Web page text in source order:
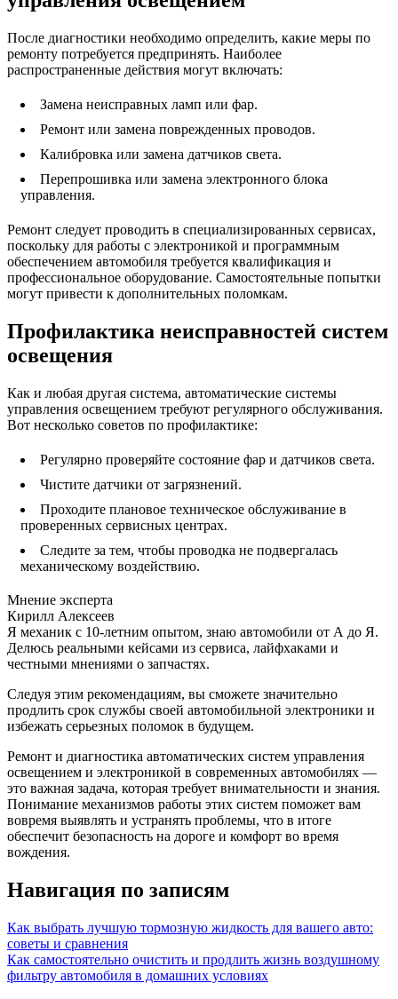
После диагностики необходимо определить, какие меры по
ремонту потребуется предпринять. Наиболее
распространенные действия могут включать:
Замена неисправных ламп или фар.
Ремонт или замена поврежденных проводов.
Калибровка или замена датчиков света.
Перепрошивка или замена электронного блока
управления.
Ремонт следует проводить в специализированных сервисах,
поскольку для работы с электроникой и программным
обеспечением автомобиля требуется квалификация и
профессиональное оборудование. Самостоятельные попытки
могут привести к дополнительных поломкам.
Профилактика неисправностей систем
освещения
Как и любая другая система, автоматические системы
управления освещением требуют регулярного обслуживания.
Вот несколько советов по профилактике:
Регулярно проверяйте состояние фар и датчиков света.
Чистите датчики от загрязнений.
Проходите плановое техническое обслуживание в
проверенных сервисных центрах.
Следите за тем, чтобы проводка не подвергалась
механическому воздействию.
Мнение эксперта
Кирилл Алексеев
Я механик с 10-летним опытом, знаю автомобили от А до Я.
Делюсь реальными кейсами из сервиса, лайфхаками и
честными мнениями о запчастях.
Следуя этим рекомендациям, вы сможете значительно
продлить срок службы своей автомобильной электроники и
избежать серьезных поломок в будущем.
Ремонт и диагностика автоматических систем управления
освещением и электроникой в современных автомобилях —
это важная задача, которая требует внимательности и знания.
Понимание механизмов работы этих систем поможет вам
вовремя выявлять и устранять проблемы, что в итоге
обеспечит безопасность на дороге и комфорт во время
вождения.
Навигация по записям
Как выбрать лучшую тормозную жидкость для вашего авто:
советы и сравнения
Как самостоятельно очистить и продлить жизнь воздушному
фильтру автомобиля в домашних условиях